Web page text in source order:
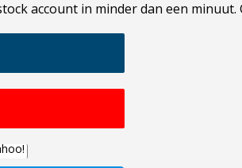
account in minder dan een